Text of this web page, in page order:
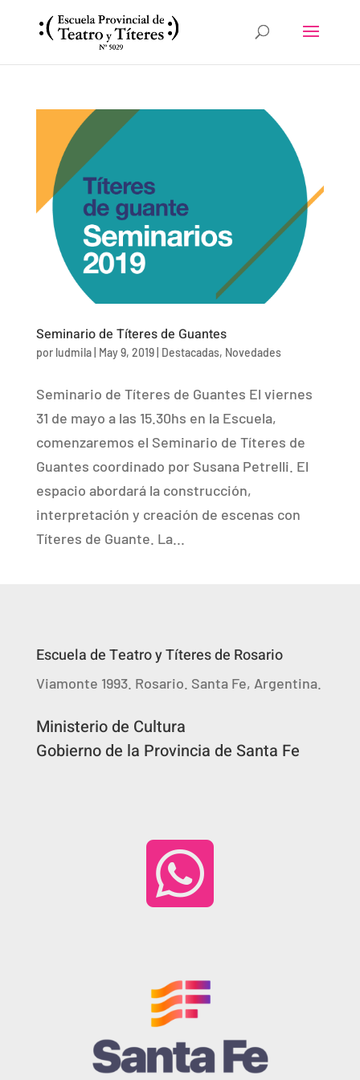
Seminario de Títeres de Guantes
por ludmila| May 9, 2019| Destacadas, Novedades
Seminario de Títeres de Guantes El viernes
31 de mayo a las 15.30hs en la Escuela,
comenzaremos el Seminario de Títeres de
Guantes coordinado por Susana Petrelli. El
espacio abordará la construcción,
interpretación y creación de escenas con
Títeres de Guante. La...
Escuela de Teatro y Títeres de Rosario
Viamonte 1993. Rosario. Santa Fe, Argentina.
Ministerio de Cultura
Gobierno de la Provincia de Santa Fe
